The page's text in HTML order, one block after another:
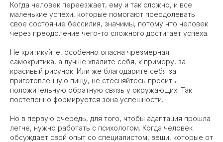
Когда человек переезжает, ему и так сложно, и все
маленькие успехи, которые помогают преодолевать
свое состояние бессилия, значимы, потому что человек
через преодоление чего-то сложного достигает успеха.
Не критикуйте, особенно опасна чрезмерная
самокритика, а лучше хвалите себя, к примеру, за
красивый рисунок. Или же благодарите себя за
приготовленную пищу, не стесняйтесь просить
положительную обратную связь у окружающих. Так
постепенно формируется зона успешности.
Но в первую очередь, для того, чтобы адаптация прошла
легче, нужно работать с психологом. Когда человек
обсуждает свой опыт со специалистом, вещи, которые от